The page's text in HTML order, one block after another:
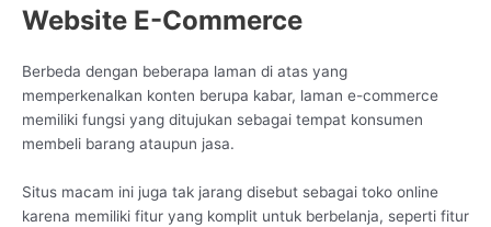
Website E-Commerce
Berbeda dengan beberapa laman di atas yang
memperkenalkan konten berupa kabar, laman e-commerce
memiliki fungsi yang ditujukan sebagai tempat konsumen
membeli barang ataupun jasa.
Situs macam ini juga tak jarang disebut sebagai toko online
karena memiliki fitur yang komplit untuk berbelanja, seperti fitur